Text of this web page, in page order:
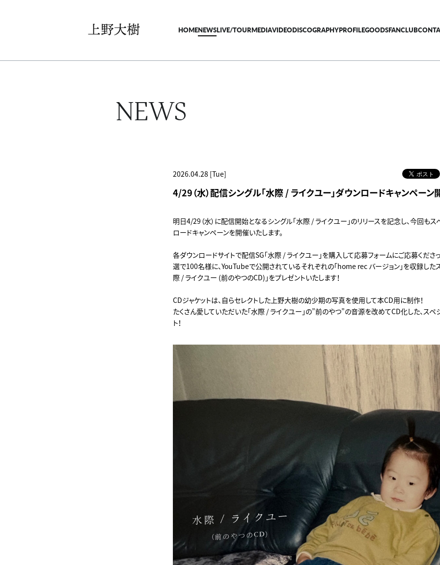
HOMENEWSLIVE/TOURMEDIAVIDEODISCOGRAPHYPROFILEGOODSFANCLUB
NEWS
2026.04.28 [Tue]
4/29（水）配信シングル「水際 / ライクユー」ダウンロードキャンペーン
明日4/29（水）に配信開始となるシングル「水際 / ライクユー」のリリースを記念し、今回も
ロードキャンペーンを開催いたします。
各ダウンロードサイトで配信SG「水際 / ライクユー」を購入して応募フォームにご応募くださ
選で100名様に、YouTubeで公開されているそれぞれの「home rec バージョン」を収録した
際 / ライクユー (前のやつのCD)」をプレゼントいたします！
CDジャケットは、自らセレクトした上野大樹の幼少期の写真を使用して本CD用に制作！
たくさん愛していただいた「水際 / ライクユー」の”前のやつ”の音源を改めてCD化した、スペ
ト！